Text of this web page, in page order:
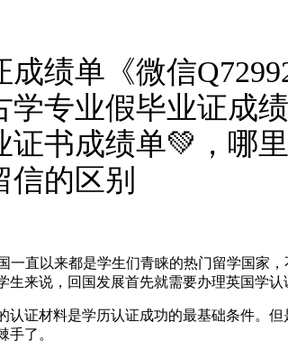
绩单《微信
专业假毕业证成
证书成绩单💚，哪
的区别
一直以来都是学生们青睐的热门留学国
生来说，回国发展首先就需要办理英国学
认证材料是学历认证成功的最基础条件。
了。